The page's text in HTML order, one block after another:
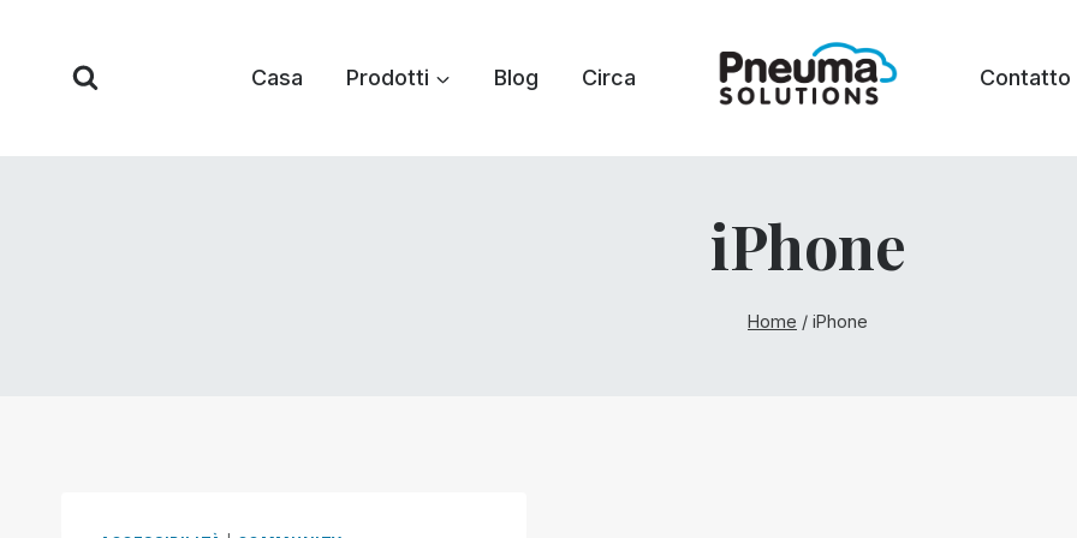
contenuto
Casa Prodotti Blog Circa Contatto
iPhone
Home / iPhone